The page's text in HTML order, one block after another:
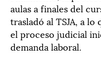
aulas a finales del
trasladó al TSJA, a lo
el proceso judicial
demanda laboral.